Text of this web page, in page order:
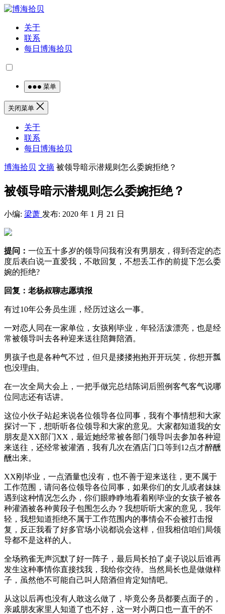
关于
联系
每日博海拾贝
菜单
关闭菜单
关于
联系
每日博海拾贝
博海拾贝 文摘 被领导暗示潜规则怎么委婉拒绝？
被领导暗示潜规则怎么委婉拒绝？
小编: 梁萧 发布: 2020 年 1 月 21 日
提问： 一位五十多岁的领导问我有没有男朋友，得到否定的态
度后表白说一直爱我，不敢回复，不想丢工作的前提下怎么委
婉的拒绝?
回复：老杨叔聊志愿填报
有过10年公务员生涯，经历过这么一事。
一对恋人同在一家单位，女孩刚毕业，年轻活泼漂亮，也是经
常被领导叫去各种迎来送往陪舞陪酒。
男孩子也是各种气不过，但只是搂搂抱抱开开玩笑，你想开瓢
也没理由。
在一次全局大会上，一把手做完总结陈词后照例客气客气说哪
位同志还有话讲。
这位小伙子站起来说各位领导各位同事，我有个事情想和大家
探讨一下，想听听各位领导和大家的意见。大家都知道我的女
朋友是XX部门XX，最近她经常被各部门领导叫去参加各种迎
来送往，还经常被灌酒，我有几次在酒店门口等到12点才醉醺
醺出来。
XX刚毕业，一点酒量也没有，也不善于迎来送往，更不属于
工作范围，请问各位领导各位同事，如果你们的女儿或者妹妹
遇到这种情况怎么办，你们眼睁睁地看着刚毕业的女孩子被各
种灌酒被各种黄段子包围怎么办？我想听听大家的意见，我年
轻，我想知道拒绝不属于工作范围内的事情会不会被打击报
复，反正我看了好多官场小说都说会这样，但我相信咱们局领
导都不是这样的人。
全场鸦雀无声沉默了好一阵子，最后局长拍了桌子说以后谁再
发生这种事情你直接找我，我给你交待。当然局长也是做做样
子，虽然他不可能自己叫人陪酒但肯定知情吧。
从这以后再也没有人敢这么做了，毕竟公务员都要点面子的，
亲戚朋友家里人知道了也不好，这一对小两口也一直干的不